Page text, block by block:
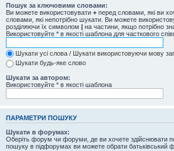
Пошук за ключовими словами:
Ви можете використовувати + перед словами, які ви
словами, які непотрібно шукати. Ви можете
розділяючи їх символом | на частини, якщо потрібно
Використовуйте * в якості шаблона для часткового
Шукати усі слова / Шукати використовуючи мову
Шукати будь-яке слово
Шукати за автором:
Використовуйте * в якості шаблона
ПАРАМЕТРИ ПОШУКУ
Шукати в форумах:
Оберіть форум чи форуми, де ви хочете здійснювати
пошуку в підфорумах ви можете обрати батьківський